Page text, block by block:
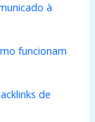
à
funcionam
de